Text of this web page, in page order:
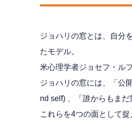
ジョハリの窓とは、自分
たモデル。
米心理学者ジョセフ・ル
ジョハリの窓には、「公
nd self) 、「誰からもま
これらを4つの面として